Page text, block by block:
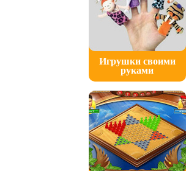
Игрушки своими
руками